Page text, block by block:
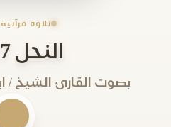
تلاوة
النحل 17-27
بصوت القارئ الشيخ /